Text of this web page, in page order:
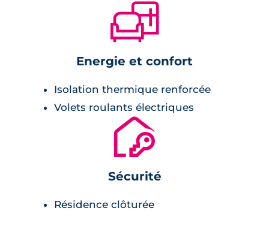
🛋
Energie et confort
Isolation thermique renforcée
Volets roulants électriques
🔐
Sécurité
Résidence clôturée